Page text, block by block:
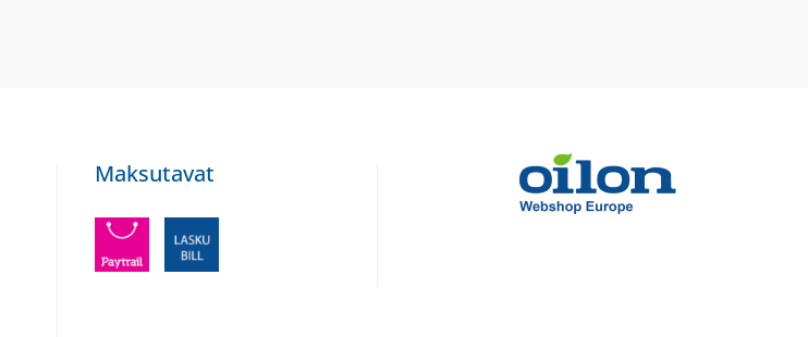
Maksutavat